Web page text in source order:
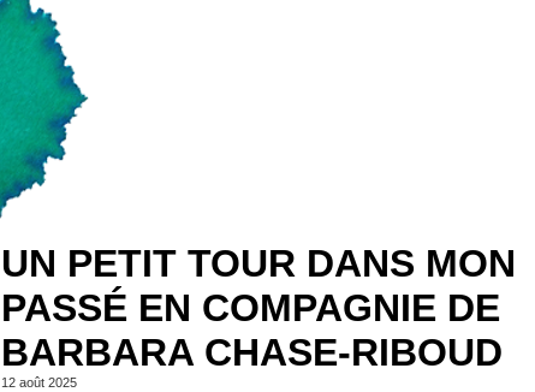
UN PETIT TOUR DANS MON
PASSÉ EN COMPAGNIE DE
BARBARA CHASE-RIBOUD
12 août 2025